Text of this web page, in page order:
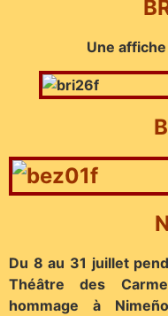
Une
Du 8 au 31 juillet
Théâtre des
hommage à